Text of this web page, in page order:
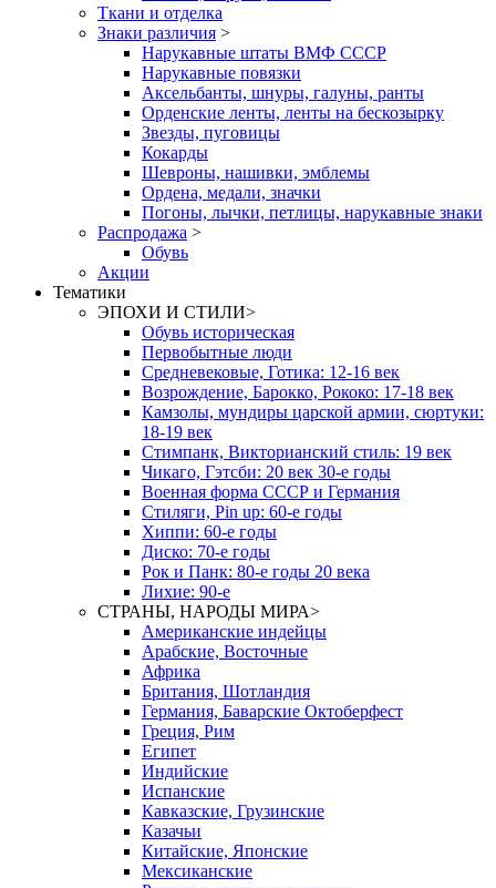
Ткани и отделка
Знаки различия >
Нарукавные штаты ВМФ СССР
Нарукавные повязки
Аксельбанты, шнуры, галуны, ранты
Орденские ленты, ленты на бескозырку
Звезды, пуговицы
Кокарды
Шевроны, нашивки, эмблемы
Ордена, медали, значки
Погоны, лычки, петлицы, нарукавные знаки
Распродажа >
Обувь
Акции
Тематики
ЭПОХИ И СТИЛИ>
Обувь историческая
Первобытные люди
Средневековые, Готика: 12-16 век
Возрождение, Барокко, Рококо: 17-18 век
Камзолы, мундиры царской армии, сюртуки:
18-19 век
Стимпанк, Викторианский стиль: 19 век
Чикаго, Гэтсби: 20 век 30-е годы
Военная форма СССР и Германия
Стиляги, Pin up: 60-е годы
Хиппи: 60-е годы
Диско: 70-е годы
Рок и Панк: 80-е годы 20 века
Лихие: 90-е
СТРАНЫ, НАРОДЫ МИРА>
Американские индейцы
Арабские, Восточные
Африка
Британия, Шотландия
Германия, Баварские Октоберфест
Греция, Рим
Египет
Индийские
Испанские
Кавказские, Грузинские
Казачьи
Китайские, Японские
Мексиканские